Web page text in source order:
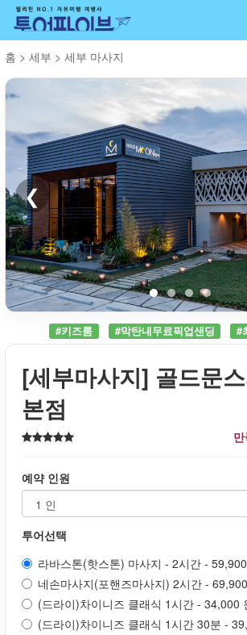
홈 > 세부 > 세부 마사지
❮
#키즈룸 #막탄내무료픽업샌딩 #
[세부마사지] 골드문
본점
예약 인원
투어선택
라바스톤(핫스톤) 마사지 - 2시간 -
네손마사지(포핸즈마사지) 2시간 -
(드라이)차이니즈 클래식 1시간 - 34,000
(드라이)차이니즈 클래식 1시간 30분 -